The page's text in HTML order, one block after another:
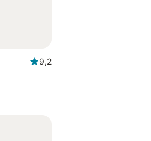
9,2